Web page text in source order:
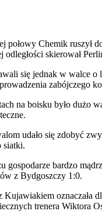
połowy Chemik ruszył
odległości skierował
się jednak w walce o
zabójczego
na boisku było dużo
udało się zdobyć
siatki.
gospodarze bardzo
z Bydgoszczy 1:0.
Kujawiakiem oznaczała
trenera Wiktora